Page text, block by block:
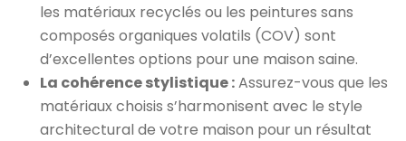
les matériaux recyclés ou les peintures sans
composés organiques volatils (COV) sont
d’excellentes options pour une maison saine.
La cohérence stylistique :Assurez-vous que les
matériaux choisis s’harmonisent avec le style
architectural de votre maison pour un résultat